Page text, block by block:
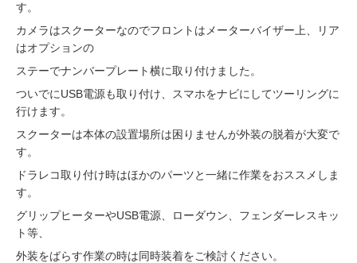
す。
カメラはスクーターなのでフロントはメーターバイザー上、リア
はオプションの
ステーでナンバープレート横に取り付けました。
ついでにUSB電源も取り付け、スマホをナビにしてツーリングに
行けます。
スクーターは本体の設置場所は困りませんが外装の脱着が大変で
す。
ドラレコ取り付け時はほかのパーツと一緒に作業をおススメしま
す。
グリップヒーターやUSB電源、ローダウン、フェンダーレスキッ
ト等、
外装をばらす作業の時は同時装着をご検討ください。